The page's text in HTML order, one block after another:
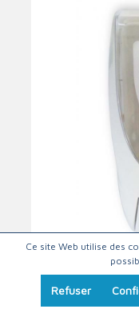
Ce site Web utilise des
Refuser